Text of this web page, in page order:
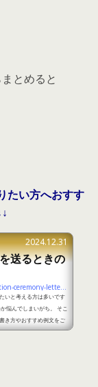
とめると
たい方へおすす
2024.12.31
送るときの
https://makotonohito.com/spring/graduation-ceremony-letter-3
いと考える方は多いです
悩んでしまいがち。 そこ
き方やおすすめ例文をご
？ お世話になった先生